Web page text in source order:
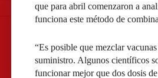
que para abril comenzaron a
funciona este método de
“Es posible que mezclar
suministro. Algunos científicos
funcionar mejor que dos dosis